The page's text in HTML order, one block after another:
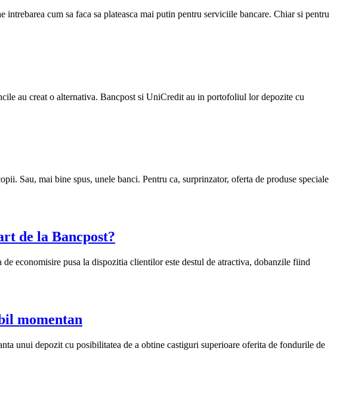
cum sa faca sa plateasca mai putin pentru serviciile bancare. Chiar si pentru
au creat o alternativa. Bancpost si UniCredit au in portofoliul lor depozite cu
Sau, mai bine spus, unele banci. Pentru ca, surprinzator, oferta de produse speciale
de la Bancpost?
economisire pusa la dispozitia clientilor este destul de atractiva, dobanzile fiind
momentan
unui depozit cu posibilitatea de a obtine castiguri superioare oferita de fondurile de